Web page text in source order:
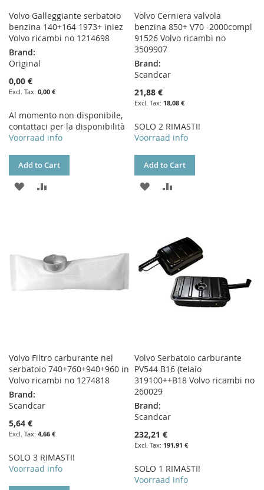
Volvo Galleggiante serbatoio
benzina 140+164 1973+ iniez
Volvo ricambi no 1214698
Brand:
Original
0,00 €
0,00 €
Al momento non disponibile,
contattaci per la disponibilità
Voorraad info
Add to Cart
ADD
Volvo Cerniera valvola
benzina 850+ V70 -2000compl
91526 Volvo ricambi no
3509907
Brand:
Scandcar
21,88 €
18,08 €
SOLO 2 RIMASTI!
Voorraad info
Add to Cart
ADD
LIST
Volvo Filtro carburante nel
serbatoio 740+760+940+960 in
Volvo ricambi no 1274818
Brand:
Scandcar
5,64 €
4,66 €
SOLO 3 RIMASTI!
Voorraad info
Volvo Serbatoio carburante
PV544 B16 (telaio
319100++B18 Volvo ricambi no
260029
Brand:
Scandcar
232,21 €
191,91 €
SOLO 1 RIMASTI!
Voorraad info